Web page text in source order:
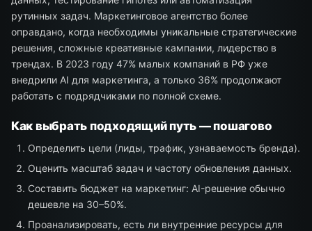
рутинных задач. Маркетинговое агентство более
оправдано, когда необходимы уникальные стратегические
решения, сложные креативные кампании, лидерство в
трендах. В 2023 году 47% малых компаний в РФ уже
внедрили AI для маркетинга, а только 36% продолжают
работать с подрядчиками по полной схеме.
Как выбрать подходящий путь — пошагово
Определить цели (лиды, трафик, узнаваемость бренда).
Оценить масштаб задач и частоту обновления данных.
Составить бюджет на маркетинг: AI-решение обычно
дешевле на 30–50%.
Проанализировать, есть ли внутренние ресурсы для